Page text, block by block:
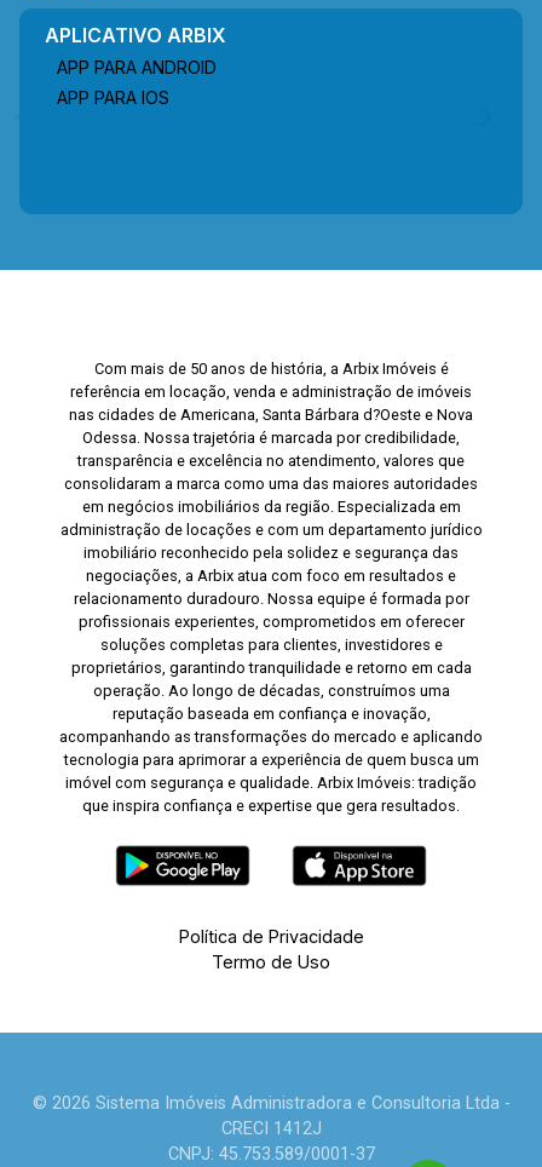
APLICATIVO ARBIX
APP PARA ANDROID
APP PARA IOS
Com mais de 50 anos de história, a Arbix Imóveis é
referência em locação, venda e administração de imóveis
nas cidades de Americana, Santa Bárbara d?Oeste e Nova
Odessa. Nossa trajetória é marcada por credibilidade,
transparência e excelência no atendimento, valores que
consolidaram a marca como uma das maiores autoridades
em negócios imobiliários da região. Especializada em
administração de locações e com um departamento jurídico
imobiliário reconhecido pela solidez e segurança das
negociações, a Arbix atua com foco em resultados e
relacionamento duradouro. Nossa equipe é formada por
profissionais experientes, comprometidos em oferecer
soluções completas para clientes, investidores e
proprietários, garantindo tranquilidade e retorno em cada
operação. Ao longo de décadas, construímos uma
reputação baseada em confiança e inovação,
acompanhando as transformações do mercado e aplicando
tecnologia para aprimorar a experiência de quem busca um
imóvel com segurança e qualidade. Arbix Imóveis: tradição
que inspira confiança e expertise que gera resultados.
Política de Privacidade
Termo de Uso
© 2026 Sistema Imóveis Administradora e Consultoria Ltda -
CRECI 1412J
CNPJ: 45.753.589/0001-37